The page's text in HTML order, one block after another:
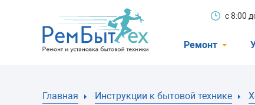
с 8:00
Ремонт
Главная Инструкции к бытовой технике